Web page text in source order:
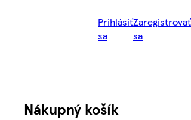
Prihlásiť
sa
Zaregistrovať
sa
Nákupný košík